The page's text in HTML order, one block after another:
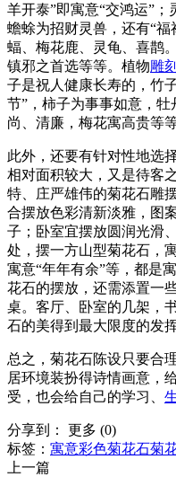
羊开泰”即寓意“交鸿运”；
蟾蜍为招财灵兽，还有“
蝠、梅花鹿、灵龟、喜鹊
镇邪之首选等等。植物雕刻
子是祝人健康长寿的，竹
节”，柿子为事事如意，
尚、清廉，梅花寓高贵等等
此外，还要有针对性地选
相对面积较大，又是待客
特、庄严雄伟的菊花石雕
合摆放色彩清新淡雅，图
子；卧室宜摆放圆润光滑
处，摆一方山型菊花石，
寓意“年年有余”等，都是
花石的摆放，还需添置一
桌。客厅、卧室的几架，
石的美得到最大限度的发挥
总之，菊花石陈设只要合
居环境装扮得诗情画意，
受，也会给自己的学习、
分享到： 更多 (0)
标签： 寓意彩色菊花石菊
上一篇